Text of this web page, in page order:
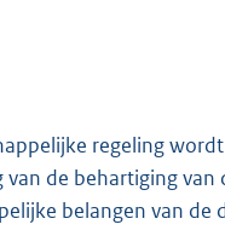
regeling
van de behartiging van
belangen van de